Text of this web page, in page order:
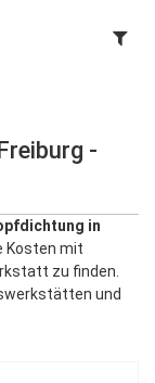
-
in
Kosten mit
zu finden.
und